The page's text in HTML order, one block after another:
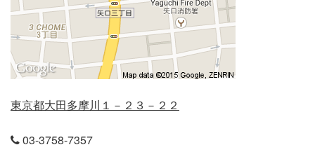
矢口渡店
立石店
小岩店
東京都大田多摩川１－２３－２２
03-3758-7357